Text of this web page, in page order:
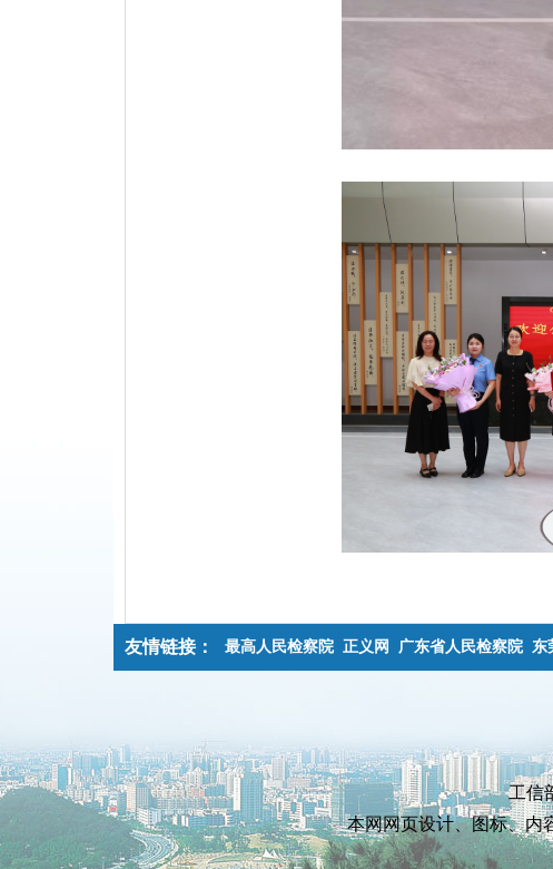
友情链接： 最高人民检察院 正义网 广东省人民检察院 东
工信
本网网页设计、图标、内